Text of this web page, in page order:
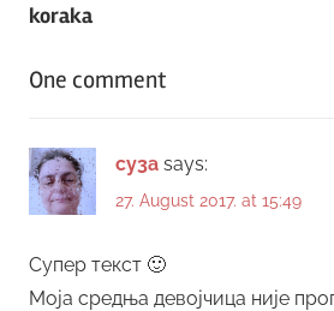
koraka
One comment
cy3a says:
27. August 2017. at 15:49
Супер текст 🙂
Моја средња девојчица није